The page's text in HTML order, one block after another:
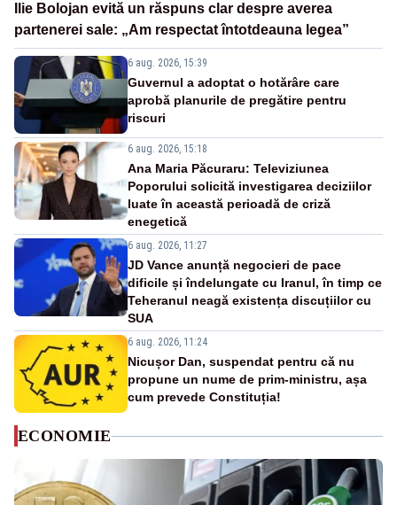
Ilie Bolojan evită un răspuns clar despre averea
partenerei sale: „Am respectat întotdeauna legea”
6 aug. 2026, 15:39
Guvernul a adoptat o hotărâre care
aprobă planurile de pregătire pentru
riscuri
6 aug. 2026, 15:18
Ana Maria Păcuraru: Televiziunea
Poporului solicită investigarea deciziilor
luate în această perioadă de criză
enegetică
6 aug. 2026, 11:27
JD Vance anunță negocieri de pace
dificile și îndelungate cu Iranul, în timp ce
Teheranul neagă existența discuțiilor cu
SUA
6 aug. 2026, 11:24
Nicușor Dan, suspendat pentru că nu
propune un nume de prim-ministru, așa
cum prevede Constituția!
ECONOMIE